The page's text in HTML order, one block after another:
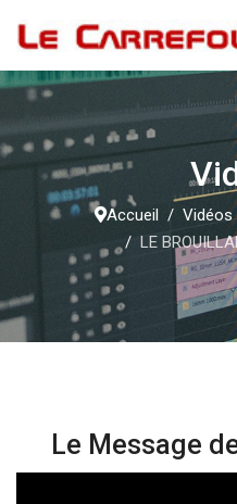
Accueil Vidéos
LE
Le Message